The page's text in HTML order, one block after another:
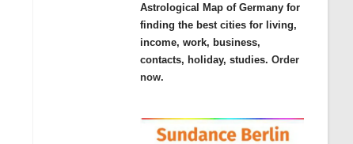
Astrological Map of Germany for
finding the best cities for living,
income, work, business,
contacts, holiday, studies. Order
now.